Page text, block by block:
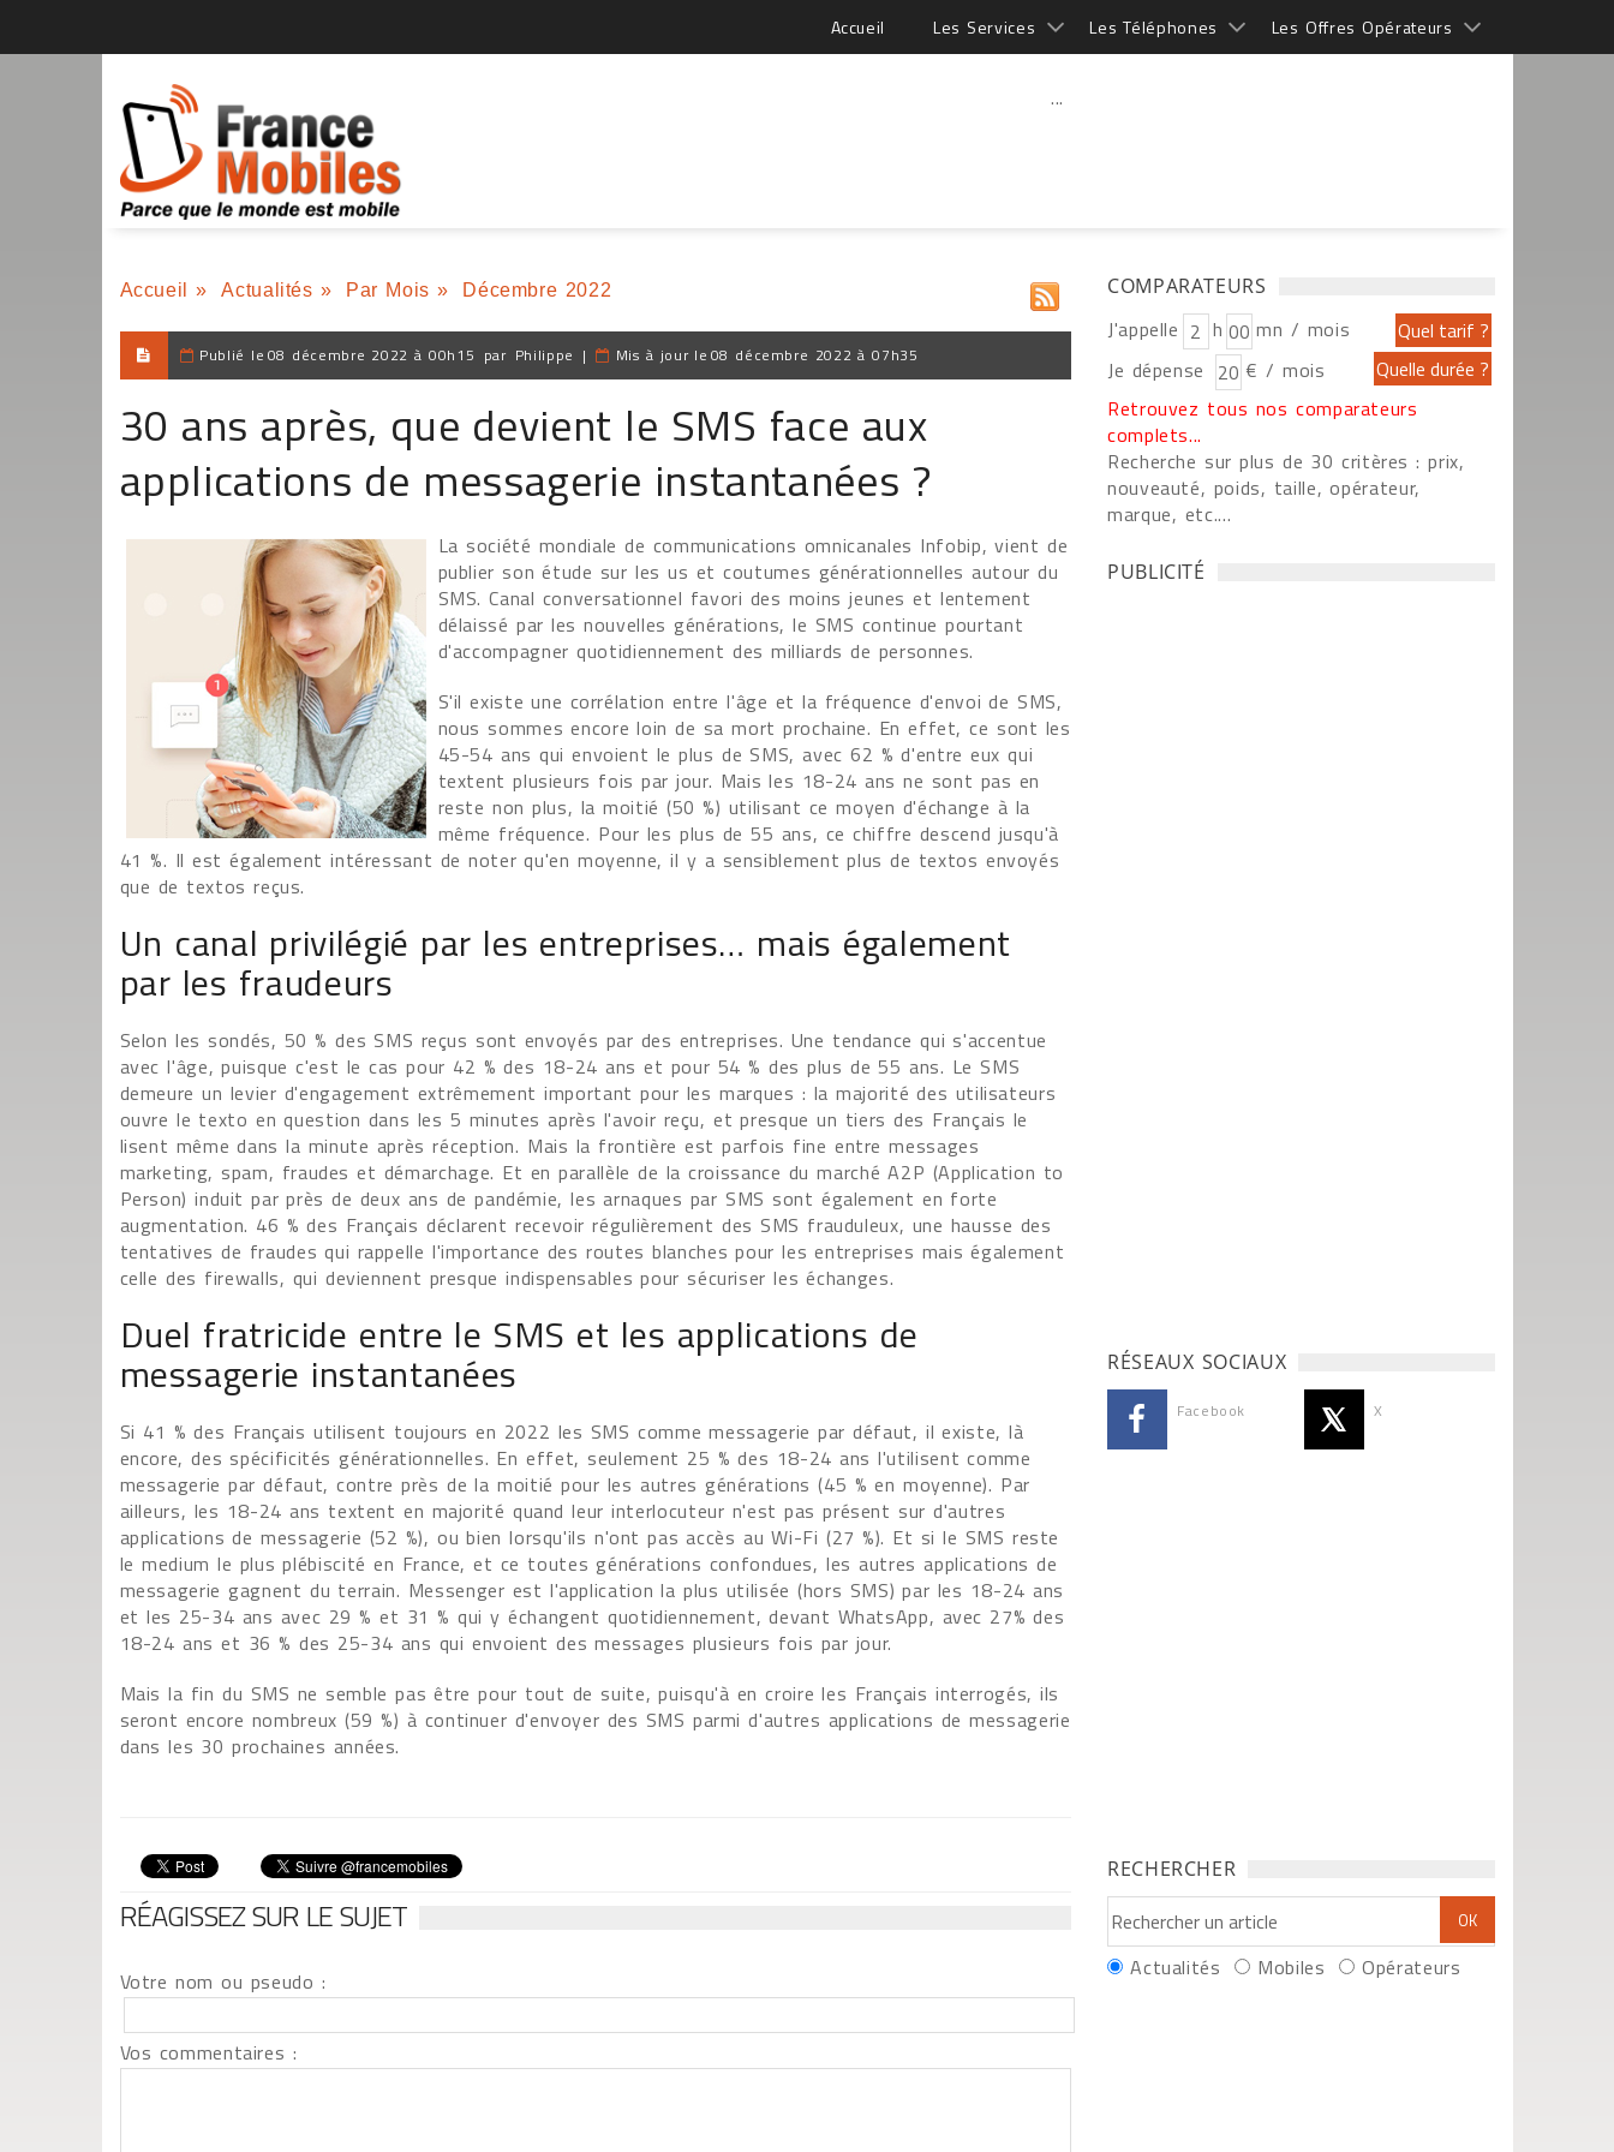
Accueil Les Services Les Téléphones Les Offres Opérateurs
...
Accueil » Actualités » Par Mois » Décembre 2022
Publié le 08 décembre 2022 à 00h15 par Philippe | Mis à jour le 08 décembre 2022 à 07h35
30 ans après, que devient le SMS face aux
applications de messagerie instantanées ?
La société mondiale de communications omnicanales Infobip, vient de
publier son étude sur les us et coutumes générationnelles autour du
SMS. Canal conversationnel favori des moins jeunes et lentement
délaissé par les nouvelles générations, le SMS continue pourtant
d'accompagner quotidiennement des milliards de personnes.
S'il existe une corrélation entre l'âge et la fréquence d'envoi de SMS,
nous sommes encore loin de sa mort prochaine. En effet, ce sont les
45-54 ans qui envoient le plus de SMS, avec 62 % d'entre eux qui
textent plusieurs fois par jour. Mais les 18-24 ans ne sont pas en
reste non plus, la moitié (50 %) utilisant ce moyen d'échange à la
même fréquence. Pour les plus de 55 ans, ce chiffre descend jusqu'à
41 %. Il est également intéressant de noter qu'en moyenne, il y a sensiblement plus de textos envoyés
que de textos reçus.
Un canal privilégié par les entreprises… mais également
par les fraudeurs
Selon les sondés, 50 % des SMS reçus sont envoyés par des entreprises. Une tendance qui s'accentue
avec l'âge, puisque c'est le cas pour 42 % des 18-24 ans et pour 54 % des plus de 55 ans. Le SMS
demeure un levier d'engagement extrêmement important pour les marques : la majorité des utilisateurs
ouvre le texto en question dans les 5 minutes après l'avoir reçu, et presque un tiers des Français le
lisent même dans la minute après réception. Mais la frontière est parfois fine entre messages
marketing, spam, fraudes et démarchage. Et en parallèle de la croissance du marché A2P (Application to
Person) induit par près de deux ans de pandémie, les arnaques par SMS sont également en forte
augmentation. 46 % des Français déclarent recevoir régulièrement des SMS frauduleux, une hausse des
tentatives de fraudes qui rappelle l'importance des routes blanches pour les entreprises mais également
celle des firewalls, qui deviennent presque indispensables pour sécuriser les échanges.
Duel fratricide entre le SMS et les applications de
messagerie instantanées
Si 41 % des Français utilisent toujours en 2022 les SMS comme messagerie par défaut, il existe, là
encore, des spécificités générationnelles. En effet, seulement 25 % des 18-24 ans l'utilisent comme
messagerie par défaut, contre près de la moitié pour les autres générations (45 % en moyenne). Par
ailleurs, les 18-24 ans textent en majorité quand leur interlocuteur n'est pas présent sur d'autres
applications de messagerie (52 %), ou bien lorsqu'ils n'ont pas accès au Wi-Fi (27 %). Et si le SMS reste
le medium le plus plébiscité en France, et ce toutes générations confondues, les autres applications de
messagerie gagnent du terrain. Messenger est l'application la plus utilisée (hors SMS) par les 18-24 ans
et les 25-34 ans avec 29 % et 31 % qui y échangent quotidiennement, devant WhatsApp, avec 27% des
18-24 ans et 36 % des 25-34 ans qui envoient des messages plusieurs fois par jour.
Mais la fin du SMS ne semble pas être pour tout de suite, puisqu'à en croire les Français interrogés, ils
seront encore nombreux (59 %) à continuer d'envoyer des SMS parmi d'autres applications de messagerie
dans les 30 prochaines années.
RÉAGISSEZ SUR LE SUJET
Votre nom ou pseudo :
Vos commentaires :
COMPARATEURS
J'appelle h
mn / mois
Je dépense
€ / mois
Retrouvez tous nos comparateurs
complets...
Recherche sur plus de 30 critères : prix,
nouveauté, poids, taille, opérateur,
marque, etc....
PUBLICITÉ
RÉSEAUX SOCIAUX
Facebook X
RECHERCHER
Actualités Mobiles Opérateurs